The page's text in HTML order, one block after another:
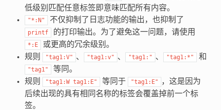
低级别匹配任意标签即意味匹配所有内容。
"*:N" 不仅抑制了日志功能的输出，也抑制了
printf 的打印输出。为了避免这一问题，请使用
*:E
或更高的冗余级别。
规则
"tag1:V" 、 "tag1:v" 、 "tag1:" 、 "tag1:*" 和
"tag1"
等同。
规则
"tag1:W tag1:E" 等同于 "tag1:E"
，这是因为
后续出现的具有相同名称的标签会覆盖掉前一个标
签。